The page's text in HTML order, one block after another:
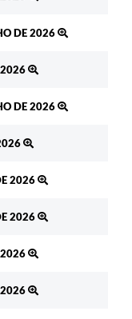
DE 2026
2026
DE 2026
2026
2026
2026
2026